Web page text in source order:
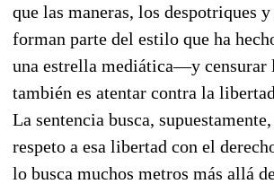
que las maneras, los despotriques
forman parte del estilo que ha
una estrella mediática—y censurar
también es atentar contra la
La sentencia busca,
respeto a esa libertad con el
lo busca muchos metros más allá